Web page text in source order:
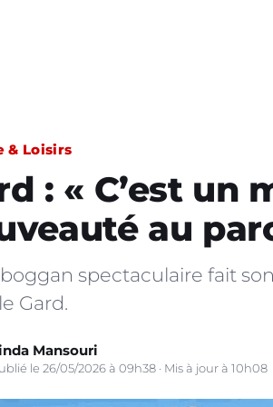
& Loisirs
: « C’est un
au
spectaculaire fait
Gard.
Mansouri
le 26/05/2026 à 09h38 · Mis à jour à 10h08